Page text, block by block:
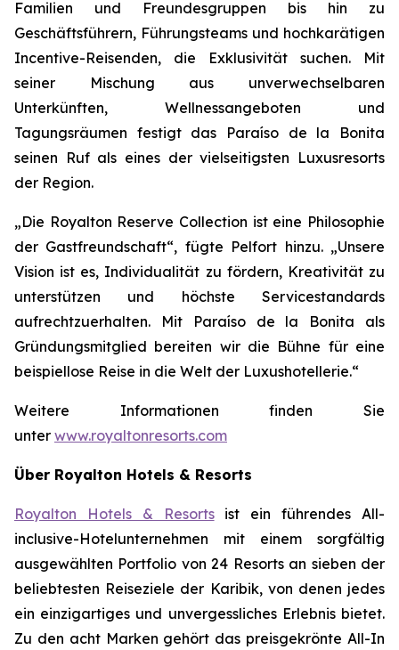
Familien und Freundesgruppen bis hin zu
Geschäftsführern, Führungsteams und hochkarätigen
Incentive-Reisenden, die Exklusivität suchen. Mit
seiner Mischung aus unverwechselbaren
Unterkünften, Wellnessangeboten und
Tagungsräumen festigt das Paraíso de la Bonita
seinen Ruf als eines der vielseitigsten Luxusresorts
der Region.
„Die Royalton Reserve Collection ist eine Philosophie
der Gastfreundschaft“, fügte Pelfort hinzu. „Unsere
Vision ist es, Individualität zu fördern, Kreativität zu
unterstützen und höchste Servicestandards
aufrechtzuerhalten. Mit Paraíso de la Bonita als
Gründungsmitglied bereiten wir die Bühne für eine
beispiellose Reise in die Welt der Luxushotellerie.“
Weitere Informationen finden Sie
unter www.royaltonresorts.com
Über Royalton Hotels & Resorts
Royalton Hotels & Resortsist ein führendes All-
inclusive-Hotelunternehmen mit einem sorgfältig
ausgewählten Portfolio von 24 Resorts an sieben der
beliebtesten Reiseziele der Karibik, von denen jedes
ein einzigartiges und unvergessliches Erlebnis bietet.
Zu den acht Marken gehört das preisgekrönte All-In